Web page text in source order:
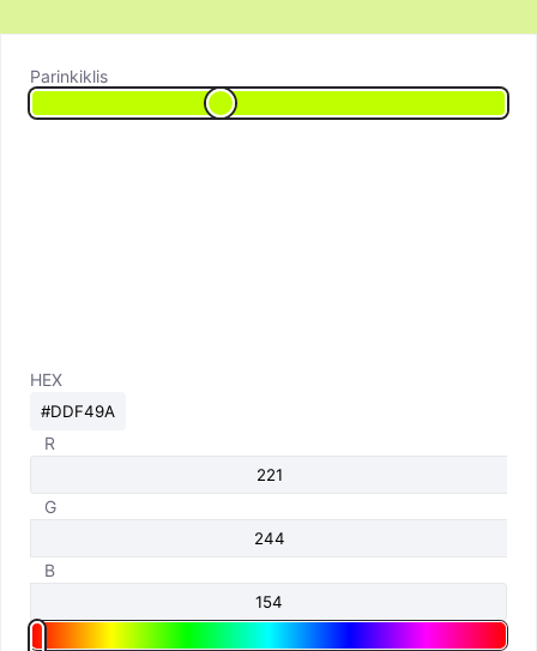
Parinkiklis
HEX
R
G
B